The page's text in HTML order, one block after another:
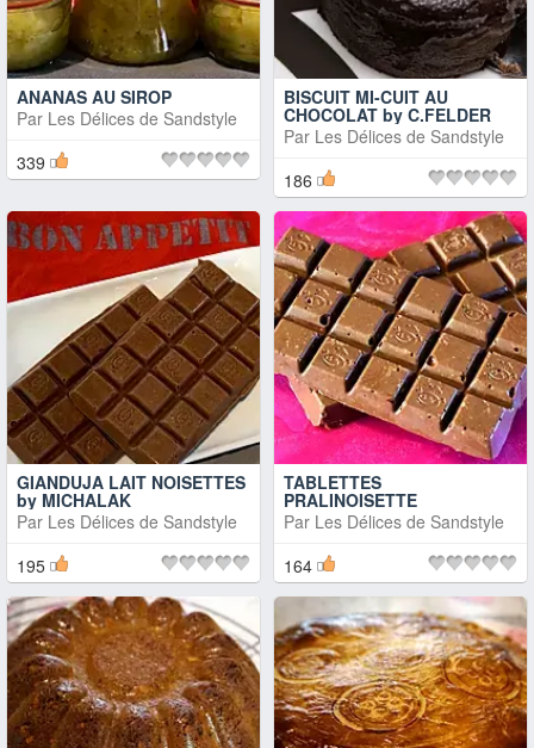
ANANAS AU SIROP
Par Les Délices de Sandstyle
339
BISCUIT MI-CUIT AU
CHOCOLAT by C.FELDER
Par Les Délices de Sandstyle
186
GIANDUJA LAIT NOISETTES
by MICHALAK
Par Les Délices de Sandstyle
195
TABLETTES
PRALINOISETTE
Par Les Délices de Sandstyle
164